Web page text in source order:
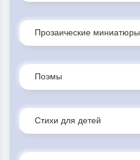
Прозаические миниатюры
Поэмы
Стихи для детей